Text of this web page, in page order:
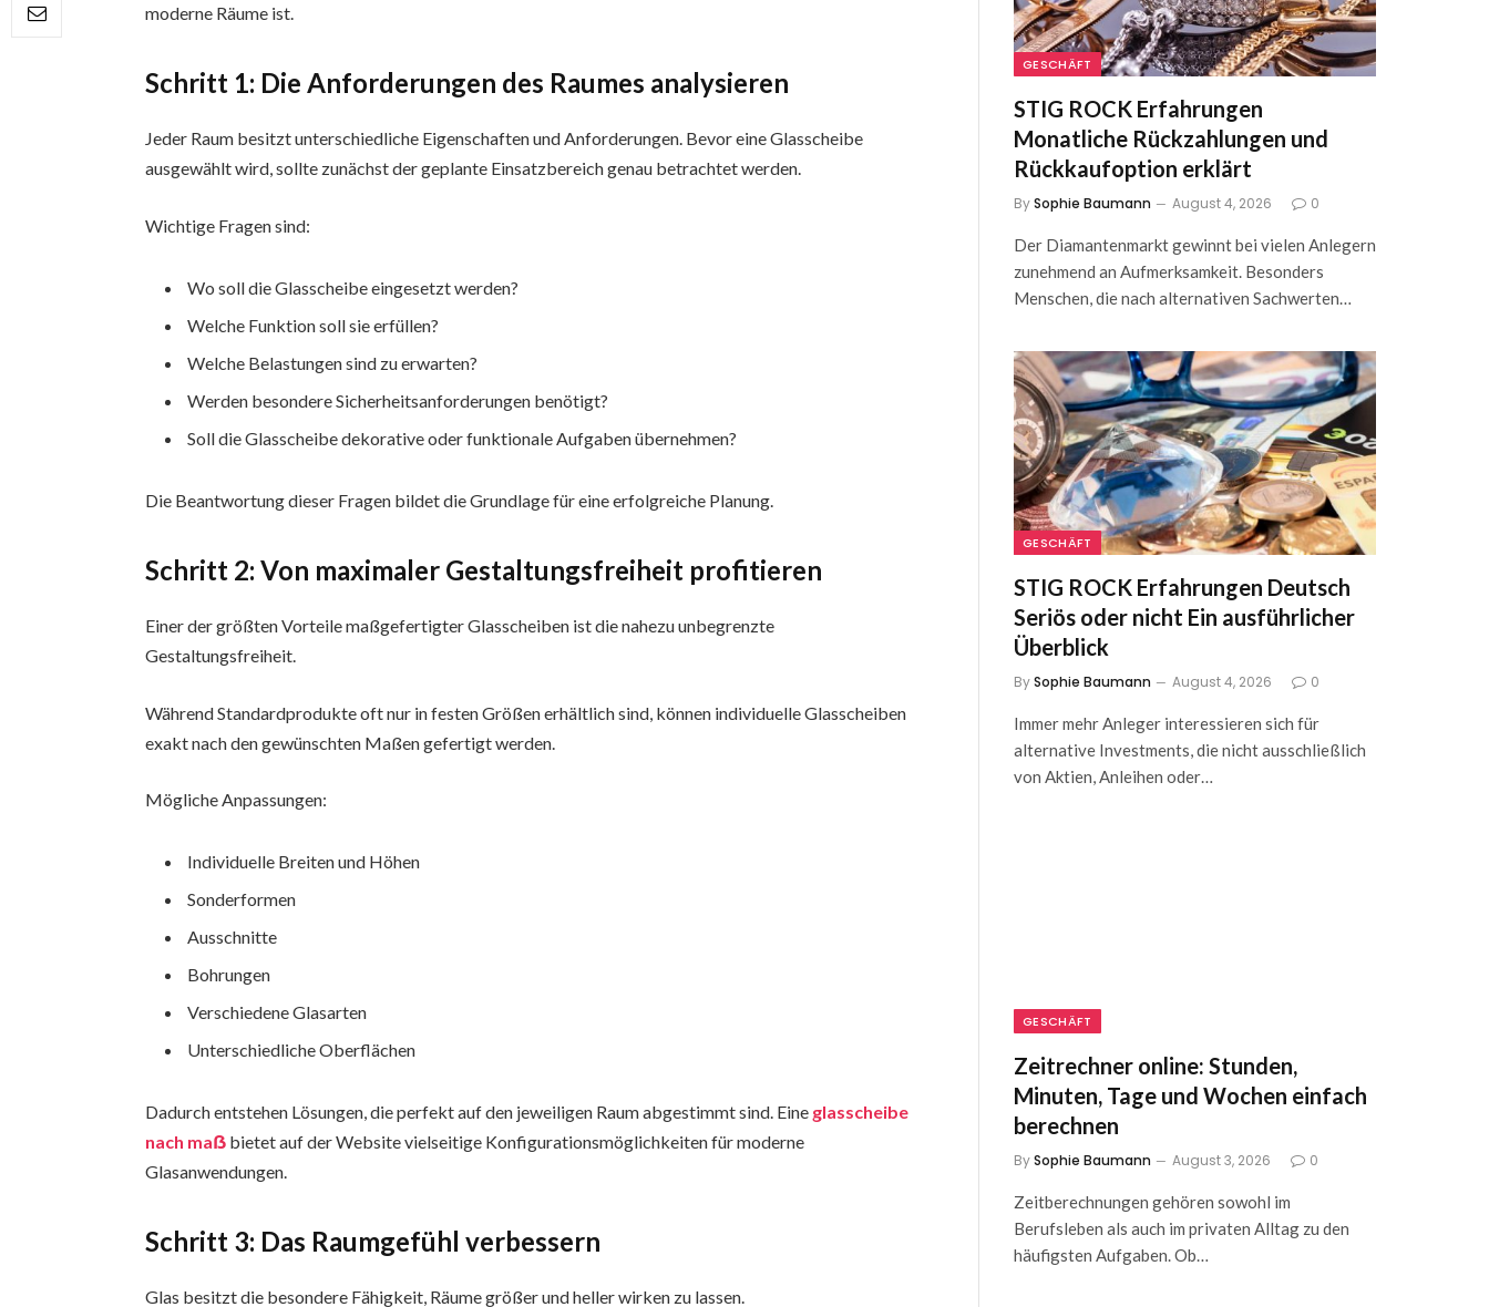
moderne Räume ist.
Schritt 1: Die Anforderungen des Raumes analysieren
Jeder Raum besitzt unterschiedliche Eigenschaften und Anforderungen. Bevor eine Glasscheibe
ausgewählt wird, sollte zunächst der geplante Einsatzbereich genau betrachtet werden.
Wichtige Fragen sind:
Wo soll die Glasscheibe eingesetzt werden?
Welche Funktion soll sie erfüllen?
Welche Belastungen sind zu erwarten?
Werden besondere Sicherheitsanforderungen benötigt?
Soll die Glasscheibe dekorative oder funktionale Aufgaben übernehmen?
Die Beantwortung dieser Fragen bildet die Grundlage für eine erfolgreiche Planung.
Schritt 2: Von maximaler Gestaltungsfreiheit profitieren
Einer der größten Vorteile maßgefertigter Glasscheiben ist die nahezu unbegrenzte
Gestaltungsfreiheit.
Während Standardprodukte oft nur in festen Größen erhältlich sind, können individuelle Glasscheiben
exakt nach den gewünschten Maßen gefertigt werden.
Mögliche Anpassungen:
Individuelle Breiten und Höhen
Sonderformen
Ausschnitte
Bohrungen
Verschiedene Glasarten
Unterschiedliche Oberflächen
Dadurch entstehen Lösungen, die perfekt auf den jeweiligen Raum abgestimmt sind. Eine glasscheibe
nach maẞ bietet auf der Website vielseitige Konfigurationsmöglichkeiten für moderne
Glasanwendungen.
Schritt 3: Das Raumgefühl verbessern
Glas besitzt die besondere Fähigkeit, Räume größer und heller wirken zu lassen.
GESCHÄFT
STIG ROCK Erfahrungen
Monatliche Rückzahlungen und
Rückkaufoption erklärt
BySophie Baumann August 4, 2026 0
Der Diamantenmarkt gewinnt bei vielen Anlegern
zunehmend an Aufmerksamkeit. Besonders
Menschen, die nach alternativen Sachwerten…
GESCHÄFT
STIG ROCK Erfahrungen Deutsch
Seriös oder nicht Ein ausführlicher
Überblick
BySophie Baumann August 4, 2026 0
Immer mehr Anleger interessieren sich für
alternative Investments, die nicht ausschließlich
von Aktien, Anleihen oder…
GESCHÄFT
Zeitrechner online: Stunden,
Minuten, Tage und Wochen einfach
berechnen
BySophie Baumann August 3, 2026 0
Zeitberechnungen gehören sowohl im
Berufsleben als auch im privaten Alltag zu den
häufigsten Aufgaben. Ob…